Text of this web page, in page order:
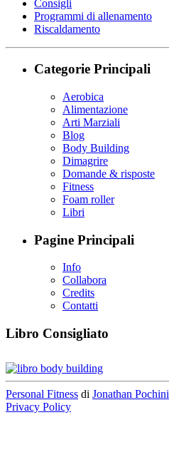
Consigli
Programmi di allenamento
Riscaldamento
Categorie Principali
Aerobica
Alimentazione
Arti Marziali
Blog
Body Building
Dimagrire
Domande & risposte
Fitness
Foam roller
Libri
Pagine Principali
Info
Collabora
Credits
Contatti
Libro Consigliato
Personal Fitness di Jonathan Pochini
Privacy Policy